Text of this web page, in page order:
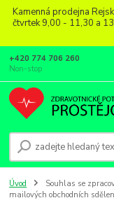
Kamenná prodejna
čtvrtek 9,00 - 11,30 a
+420 774 706 260
Non-stop
Úvod
Souhlas se
mailových obchodních